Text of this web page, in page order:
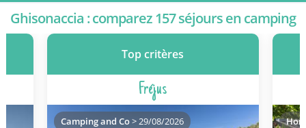
Ghisonaccia : comparez 157 séjours en camping
Top critères
Fréjus
Camping and Co> 29/08/2026